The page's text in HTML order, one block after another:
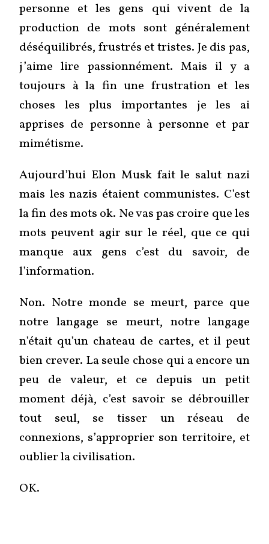
personne et les gens qui vivent de la
production de mots sont généralement
déséquilibrés, frustrés et tristes. Je dis pas,
j’aime lire passionnément. Mais il y a
toujours à la fin une frustration et les
choses les plus importantes je les ai
apprises de personne à personne et par
mimétisme.
Aujourd’hui Elon Musk fait le salut nazi
mais les nazis étaient communistes. C’est
la fin des mots ok. Ne vas pas croire que les
mots peuvent agir sur le réel, que ce qui
manque aux gens c’est du savoir, de
l’information.
Non. Notre monde se meurt, parce que
notre langage se meurt, notre langage
n’était qu’un chateau de cartes, et il peut
bien crever. La seule chose qui a encore un
peu de valeur, et ce depuis un petit
moment déjà, c’est savoir se débrouiller
tout seul, se tisser un réseau de
connexions, s’approprier son territoire, et
oublier la civilisation.
OK.